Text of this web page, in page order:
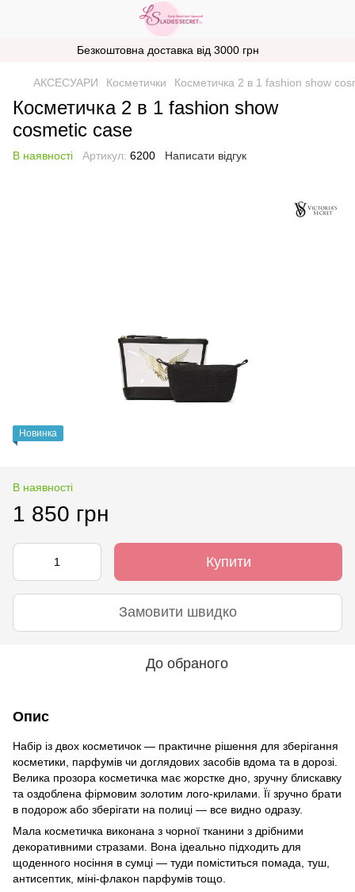
Безкоштовна доставка від 3000 грн
АКСЕСУАРИ Косметички Косметичка 2 в 1 fashion show
Косметичка 2 в 1 fashion show
cosmetic case
В наявності Артикул: 6200 Написати відгук
Новинка
В наявності
1 850 грн
Купити
Замовити швидко
До обраного
Опис
Набір із двох косметичок — практичне рішення для зберігання
косметики, парфумів чи доглядових засобів вдома та в дорозі.
Велика прозора косметичка має жорстке дно, зручну блискавку
та оздоблена фірмовим золотим лого-крилами. Її зручно брати
в подорож або зберігати на полиці — все видно одразу.
Мала косметичка виконана з чорної тканини з дрібними
декоративними стразами. Вона ідеально підходить для
щоденного носіння в сумці — туди поміститься помада, туш,
антисептик, міні-флакон парфумів тощо.